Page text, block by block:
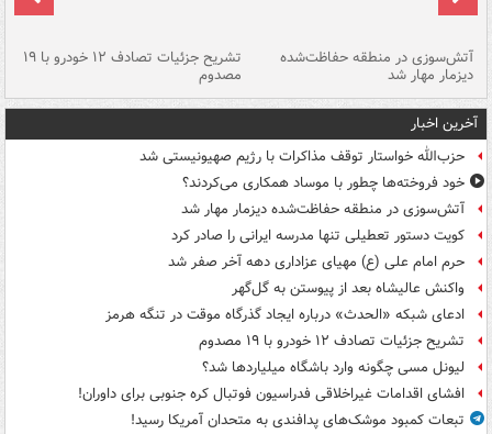
آتش‌سوزی در منطقه حفاظت‌شده
دیزمار مهار شد
تشریح جزئیات تصادف ۱۲ خودرو با ۱۹
مصدوم
آخرین اخبار
حزب‌الله خواستار توقف مذاکرات با رژیم صهیونیستی شد
خود فروخته‌ها چطور با موساد همکاری می‌کردند؟
آتش‌سوزی در منطقه حفاظت‌شده دیزمار مهار شد
کویت دستور تعطیلی تنها مدرسه ایرانی را صادر کرد
حرم امام علی (ع) مهیای عزاداری دهه آخر صفر شد
واکنش عالیشاه بعد از پیوستن به گل‌گهر
ادعای شبکه «الحدث» درباره ایجاد گذرگاه موقت در تنگه هرمز
تشریح جزئیات تصادف ۱۲ خودرو با ۱۹ مصدوم
لیونل مسی چگونه وارد باشگاه میلیاردها شد؟
افشای اقدامات غیراخلاقی فدراسیون فوتبال کره جنوبی برای داوران!
تبعات کمبود موشک‌های پدافندی به متحدان آمریکا رسید!